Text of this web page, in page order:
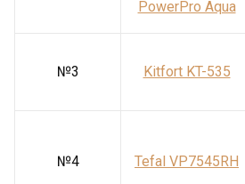
PowerPro Aqua
№3 Kitfort KT-535
№4 Tefal VP7545RH